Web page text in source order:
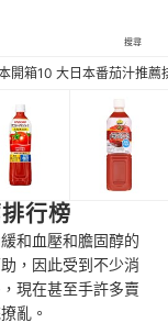
搜尋
開箱10 大日本番茄汁推薦
行榜
和血壓和膽固醇的
，因此受到不少消
現在甚至手許多賣
亂。